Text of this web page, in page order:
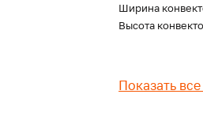
Ширина
Высота
Показать